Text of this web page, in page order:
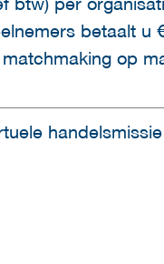
betaalt u
op